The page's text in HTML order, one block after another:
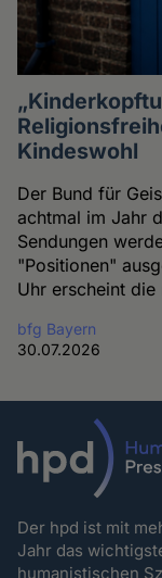
Kindeswohl
Der Bund für
achtmal im Jahr
Sendungen
"Positionen"
Uhr erscheint die
bfg Bayern
30.07.2026
Der hpd ist mit
Jahr das
humanistischen